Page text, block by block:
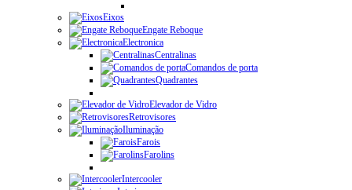
Eixos
Engate Reboque
Electronica
Centralinas
Comandos de porta
Quadrantes
Elevador de Vidro
Retrovisores
Iluminação
Farois
Farolins
Intercooler